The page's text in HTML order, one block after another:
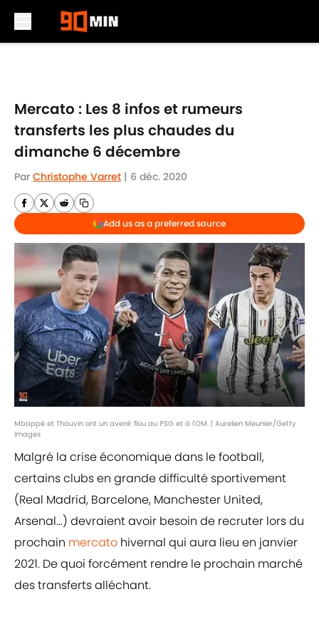
Mercato : Les 8 infos et rumeurs
transferts les plus chaudes du
dimanche 6 décembre
Par Christophe Varret | 6 déc. 2020
Add us as a preferred source
Mbappé et Thauvin ont un avenir flou au PSG et à l'OM. | Aurelien Meunier/Getty
Images
Malgré la crise économique dans le football,
certains clubs en grande difficulté sportivement
(Real Madrid, Barcelone, Manchester United,
Arsenal...) devraient avoir besoin de recruter lors du
prochain mercato hivernal qui aura lieu en janvier
2021. De quoi forcément rendre le prochain marché
des transferts alléchant.